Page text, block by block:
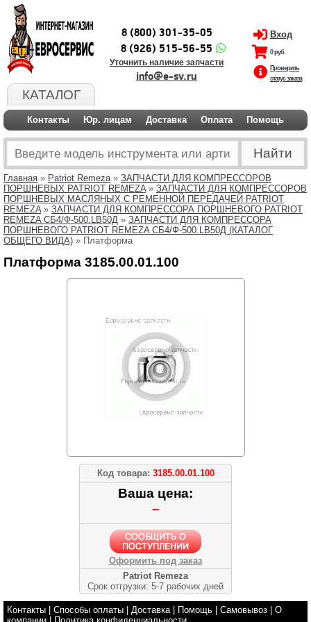
КАТАЛОГ
8 (800) 301-35-05
8 (926) 515-56-55
Уточнить наличие запчасти
info@e-sv.ru
Вход
0 руб.
Проверить
статус заказа
Контакты Юр. лицам Доставка Оплата Помощь
Главная » Patriot Remeza» ЗАПЧАСТИ ДЛЯ КОМПРЕССОРОВ
ПОРШНЕВЫХ PATRIOT REMEZA» ЗАПЧАСТИ ДЛЯ КОМПРЕССОРОВ
ПОРШНЕВЫХ МАСЛЯНЫХ С РЕМЕННОЙ ПЕРЕДАЧЕЙ PATRIOT
REMEZA» ЗАПЧАСТИ ДЛЯ КОМПРЕССОРА ПОРШНЕВОГО PATRIOT
REMEZA СБ4/Ф-500.LB50Д » ЗАПЧАСТИ ДЛЯ КОМПРЕССОРА
ПОРШНЕВОГО PATRIOT REMEZA СБ4/Ф-500.LB50Д (КАТАЛОГ
ОБЩЕГО ВИДА) » Платформа
Платформа 3185.00.01.100
Код товара: 3185.00.01.100
Ваша цена:
–
Оформить под заказ
Patriot Remeza
Срок отгрузки: 5-7 рабочих дней
Контакты Способы оплаты Доставка| Помощь Самовывоз
О